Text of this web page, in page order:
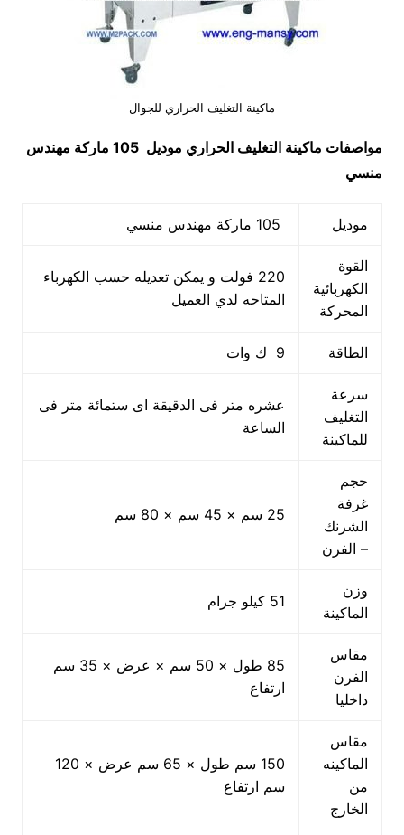
ماكينة التغليف الحراري للجوال
مواصفات ماكينة التغليف الحراري موديل 105 ماركة مهندس
منسي
موديل
القوة
الكهربائية
المحركة
220 فولت و يمكن تعديله حسب الكهرباء
المتاحه لدي العميل
الطاقة 9 ك وات
سرعة
التغليف
للماكينة
عشره متر فى الدقيقة اى ستمائة متر فى
الساعة
حجم
غرفة
الشرنك
– الفرن
25 سم × 45 سم × 80 سم
وزن
الماكينة
51 كيلو جرام
مقاس
الفرن
داخليا
85 طول × 50 سم × عرض × 35 سم
ارتفاع
مقاس
الماكينه
من
الخارج
150 سم طول × 65 سم عرض × 120
سم ارتفاع